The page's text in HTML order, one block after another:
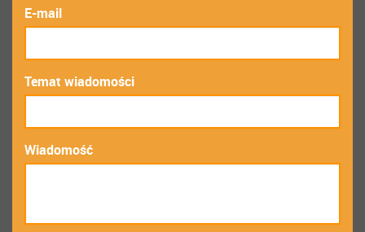
E-mail
Temat wiadomości
Wiadomość